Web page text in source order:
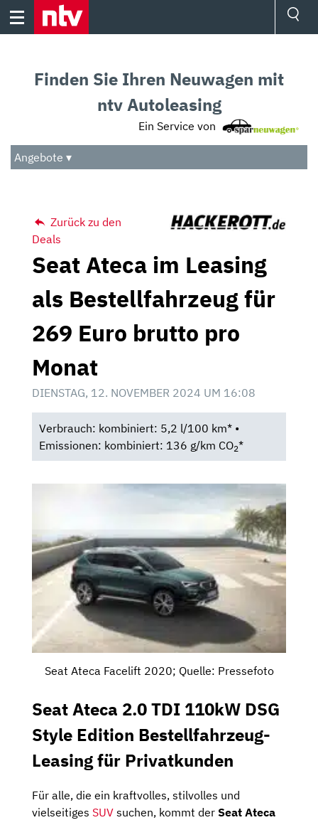
Skip
Audio
Das Beste
Finden Sie Ihren Neuwagen mit
ntv Autoleasing
Ein Service von
Angebote ▾
Zurück zu den
Deals
Seat Ateca im Leasing
als Bestellfahrzeug für
269 Euro brutto pro
Monat
DIENSTAG, 12. NOVEMBER 2024 UM 16:08
Verbrauch: kombiniert: 5,2 l/100 km* •
Emissionen: kombiniert: 136 g/km CO2*
Seat Ateca Facelift 2020; Quelle: Pressefoto
Seat Ateca 2.0 TDI 110kW DSG
Style Edition Bestellfahrzeug-
Leasing für Privatkunden
Für alle, die ein kraftvolles, stilvolles und
vielseitiges SUV suchen, kommt der Seat Ateca